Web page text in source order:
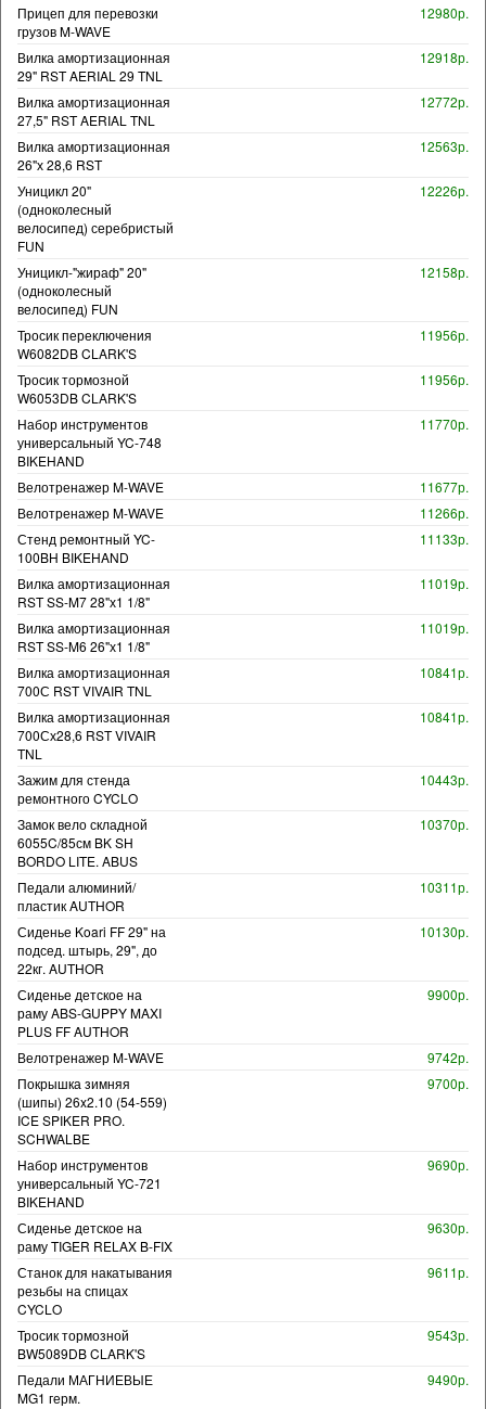
Прицеп для перевозки
грузов M-WAVE
12980р.
Вилка амортизационная
29" RST AERIAL 29 TNL
12918р.
Вилка амортизационная
27,5" RST AERIAL TNL
12772р.
Вилка амортизационная
26"х 28,6 RST
12563р.
Уницикл 20"
(одноколесный
велосипед) серебристый
FUN
12226р.
Уницикл-"жираф" 20"
(одноколесный
велосипед) FUN
12158р.
Тросик переключения
W6082DB CLARK'S
11956р.
Тросик тормозной
W6053DB CLARK'S
11956р.
Набор инструментов
универсальный YC-748
BIKEHAND
11770р.
Велотренажер M-WAVE
11677р.
Велотренажер M-WAVE
11266р.
Стенд ремонтный YC-
100BH BIKEHAND
11133р.
Вилка амортизационная
RST SS-M7 28"х1 1/8"
11019р.
Вилка амортизационная
RST SS-M6 26"х1 1/8"
11019р.
Вилка амортизационная
700С RST VIVAIR TNL
10841р.
Вилка амортизационная
700Сх28,6 RST VIVAIR
TNL
10841р.
Зажим для стенда
ремонтного CYCLO
10443р.
Замок вело складной
6055C/85см BK SH
BORDO LITE. ABUS
10370р.
Педали алюминий/
пластик AUTHOR
10311р.
Сиденье Koari FF 29" на
подсед. штырь, 29", до
22кг. AUTHOR
10130р.
Сиденье детское на
раму ABS-GUPPY MAXI
PLUS FF AUTHOR
9900р.
Велотренажер M-WAVE
9742р.
Покрышка зимняя
(шипы) 26x2.10 (54-559)
ICE SPIKER PRO.
SCHWALBE
9700р.
Набор инструментов
универсальный YC-721
BIKEHAND
9690р.
Сиденье детское на
раму TIGER RELAX B-FIX
9630р.
Станок для накатывания
резьбы на спицах
CYCLO
9611р.
Тросик тормозной
BW5089DB CLARK'S
9543р.
Педали МАГНИЕВЫЕ
MG1 герм.
9490р.